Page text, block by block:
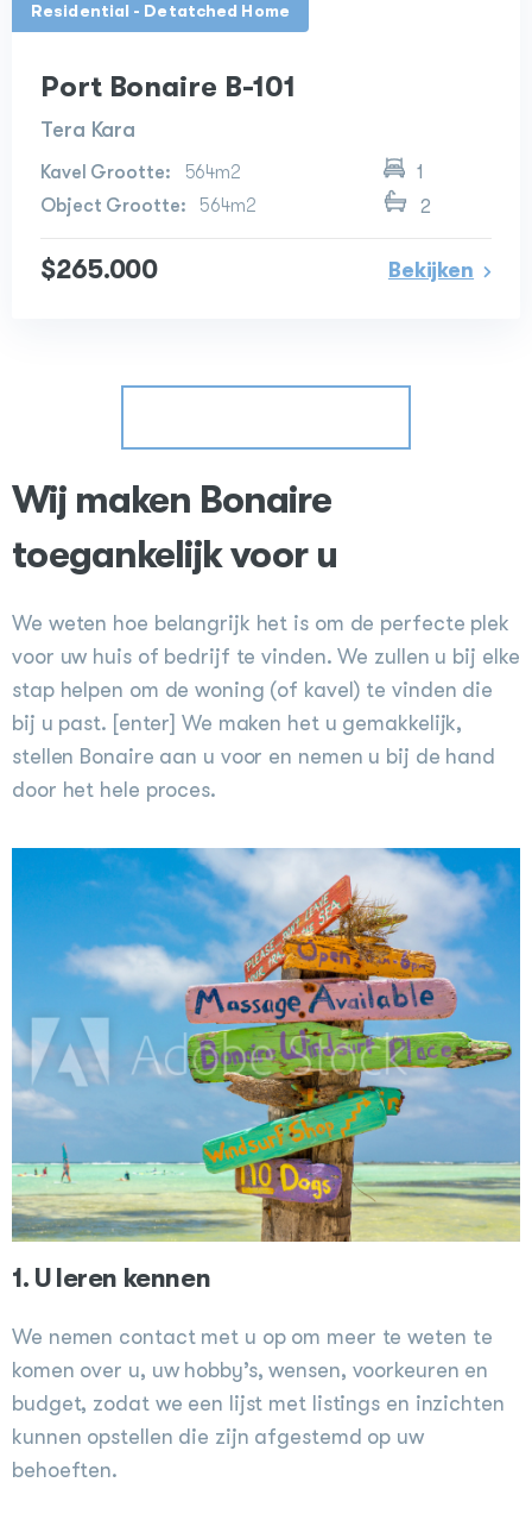
Residential - Detatched Home
Port Bonaire B-101
Tera Kara
564m2
1
564m2
2
$265.000 Bekijken
Wij maken Bonaire
toegankelijk voor u
We weten hoe belangrijk het is om de perfecte plek
voor uw huis of bedrijf te vinden. We zullen u bij elke
stap helpen om de woning (of kavel) te vinden die
bij u past. [enter] We maken het u gemakkelijk,
stellen Bonaire aan u voor en nemen u bij de hand
door het hele proces.
1. U leren kennen
We nemen contact met u op om meer te weten te
komen over u, uw hobby’s, wensen, voorkeuren en
budget, zodat we een lijst met listings en inzichten
kunnen opstellen die zijn afgestemd op uw
behoeften.